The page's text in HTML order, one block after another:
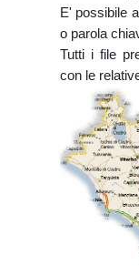
E' possibile
o parola
Tutti i file
con le